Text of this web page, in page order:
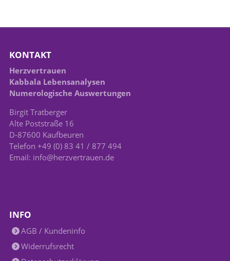
KONTAKT
Herzvertrauen
Kabbala Lebensanalysen
Numerologische Auswertungen
Birgit Tratberger
Alte Poststraße 16
D-87600 Kaufbeuren
Telefon +49 (0) 83 41 / 877 494
Email: info@herzvertrauen.de
INFO
AGB / Kundeninfo
Widerrufsrecht